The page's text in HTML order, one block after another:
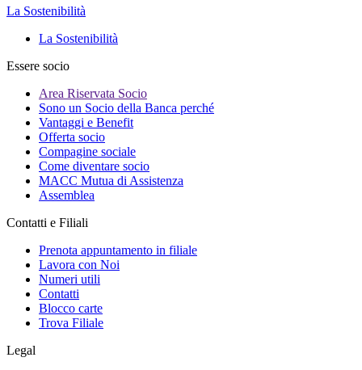
La Sostenibilità
La Sostenibilità
Essere socio
Area Riservata Socio
Sono un Socio della Banca perché
Vantaggi e Benefit
Offerta socio
Compagine sociale
Come diventare socio
MACC Mutua di Assistenza
Assemblea
Contatti e Filiali
Prenota appuntamento in filiale
Lavora con Noi
Numeri utili
Contatti
Blocco carte
Trova Filiale
Legal